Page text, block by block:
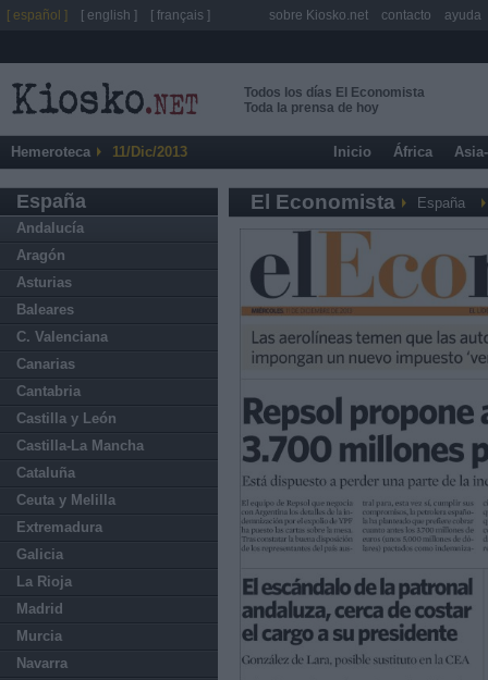
Todos los días El Economista
Toda la prensa de hoy
Hemeroteca 11/Dic/2013 Inicio África
España
Andalucía
Aragón
Asturias
Baleares
C. Valenciana
Canarias
Cantabria
Castilla y León
Castilla-La Mancha
Cataluña
Ceuta y Melilla
Extremadura
Galicia
La Rioja
Madrid
Murcia
Navarra
El Economista España
[ español ] [ english ] [ français ] sobre Kiosko.net contacto ayuda